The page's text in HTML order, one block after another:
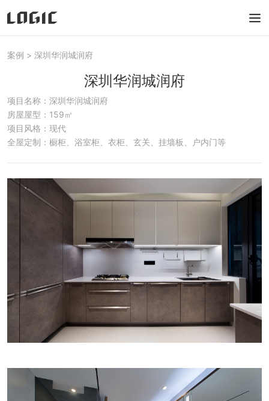
案例 > 深圳华润城润府
深圳华润城润府
项目名称：深圳华润城润府
房屋屋型：159㎡
项目风格：现代
全屋定制：橱柜、浴室柜、衣柜、玄关、挂墙板、户内门等